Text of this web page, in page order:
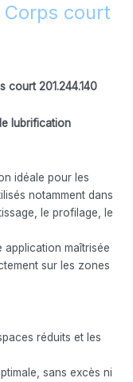
Corps court
court 201.244.140
lubrification
idéale pour les
notamment dans
le profilage, le
application maîtrisée
sur les zones
réduits et les
sans excès ni